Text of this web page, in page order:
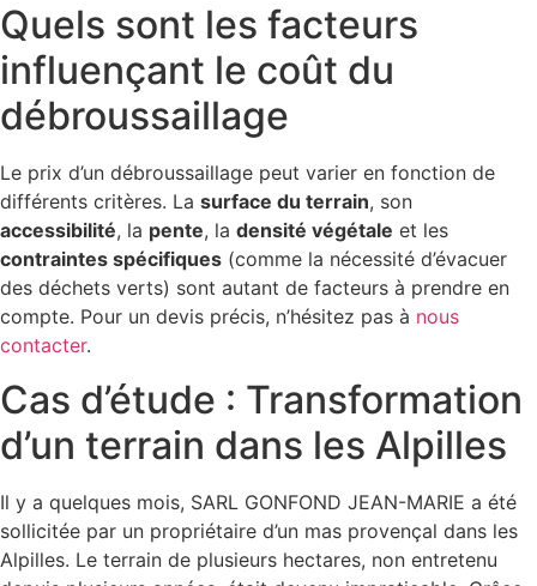
Quels sont les facteurs
influençant le coût du
débroussaillage
Le prix d’un débroussaillage peut varier en fonction de
différents critères. La surface du terrain, son
accessibilité, la pente, la densité végétale et les
contraintes spécifiques (comme la nécessité d’évacuer
des déchets verts) sont autant de facteurs à prendre en
compte. Pour un devis précis, n’hésitez pas à nous
contacter.
Cas d’étude : Transformation
d’un terrain dans les Alpilles
Il y a quelques mois, SARL GONFOND JEAN-MARIE a été
sollicitée par un propriétaire d’un mas provençal dans les
Alpilles. Le terrain de plusieurs hectares, non entretenu